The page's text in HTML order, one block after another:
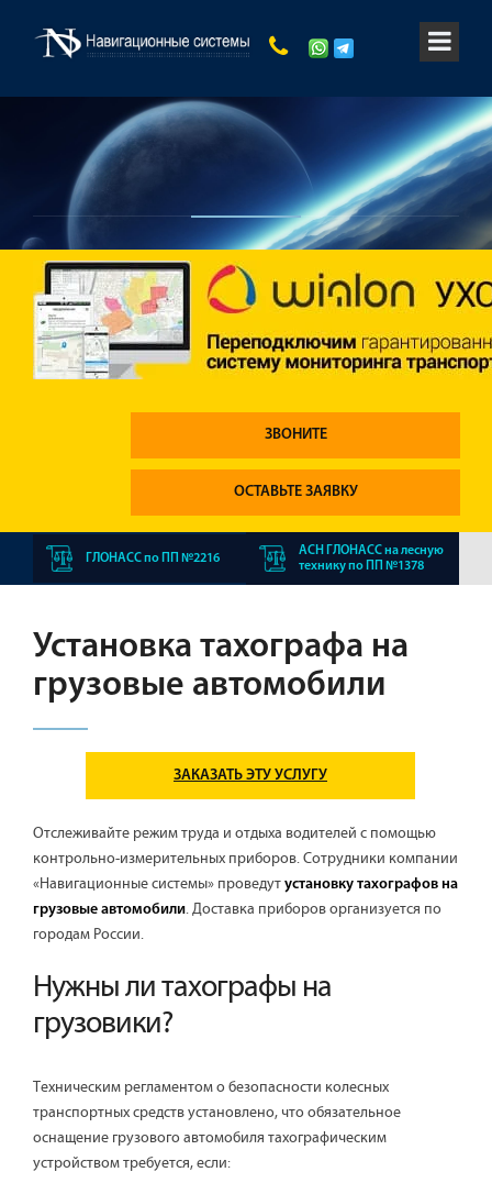
ЗВОНИТЕ
ОСТАВЬТЕ ЗАЯВКУ
ГЛОНАСС по ПП №2216
АСН ГЛОНАСС на лесную
технику по ПП №1378
Установка тахографа на
грузовые автомобили
ЗАКАЗАТЬ ЭТУ УСЛУГУ
Отслеживайте режим труда и отдыха водителей с помощью
контрольно-измерительных приборов. Сотрудники компании
«Навигационные системы» проведут установку тахографов на
грузовые автомобили. Доставка приборов организуется по
городам России.
Нужны ли тахографы на
грузовики?
Техническим регламентом о безопасности колесных
транспортных средств установлено, что обязательное
оснащение грузового автомобиля тахографическим
устройством требуется, если: